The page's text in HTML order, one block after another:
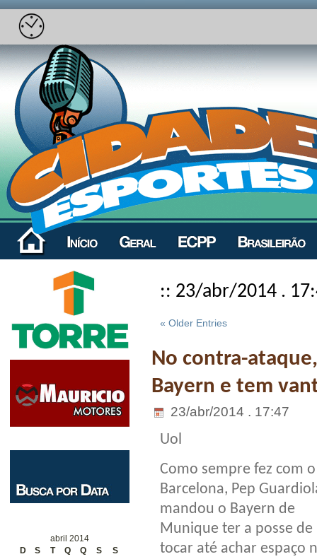
abril 2014
D
S T Q Q S S
:: 23/abr/2014 .
« Older Entries
No contra-
Bayern e tem
23/abr/2014 . 17:47
Uol
Como sempre fez com o
Barcelona, Pep
mandou o Bayern de
Munique ter a posse de
tocar até achar espaço